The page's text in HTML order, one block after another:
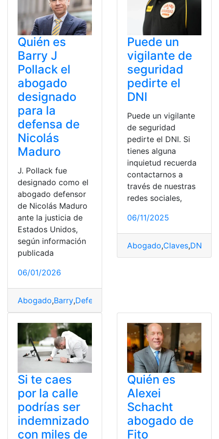
Quién es
Barry J
Pollack el
abogado
designado
para la
defensa de
Nicolás
Maduro
J. Pollack fue
designado como el
abogado defensor
de Nicolás Maduro
ante la justicia de
Estados Unidos,
según información
publicada
06/01/2026
Abogado,Barry,Defensa
Puede un
vigilante de
seguridad
pedirte el
DNI
Puede un vigilante
de seguridad
pedirte el DNI. Si
tienes alguna
inquietud recuerda
contactarnos a
través de nuestras
redes sociales,
06/11/2025
Abogado,Claves,DNI
Si te caes
por la calle
podrías ser
indemnizado
con miles de
Quién es
Alexei
Schacht
abogado de
Fito